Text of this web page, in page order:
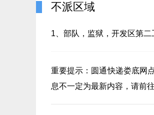
不派区域
1、部队，监狱，开发区第
重要提示： 圆通快递娄底网
息不一定为最新内容，请前往